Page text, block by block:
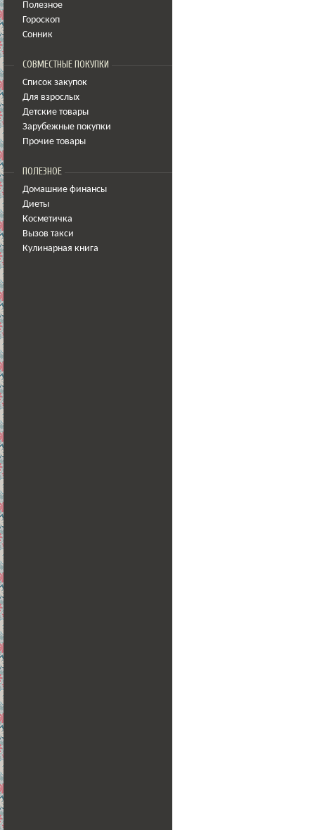
Полезное
Гороскоп
Сонник
СОВМЕСТНЫЕ ПОКУПКИ
Список закупок
Для взрослых
Детские товары
Зарубежные покупки
Прочие товары
ПОЛЕЗНОЕ
Домашние финансы
Диеты
Косметичка
Вызов такси
Кулинарная книга